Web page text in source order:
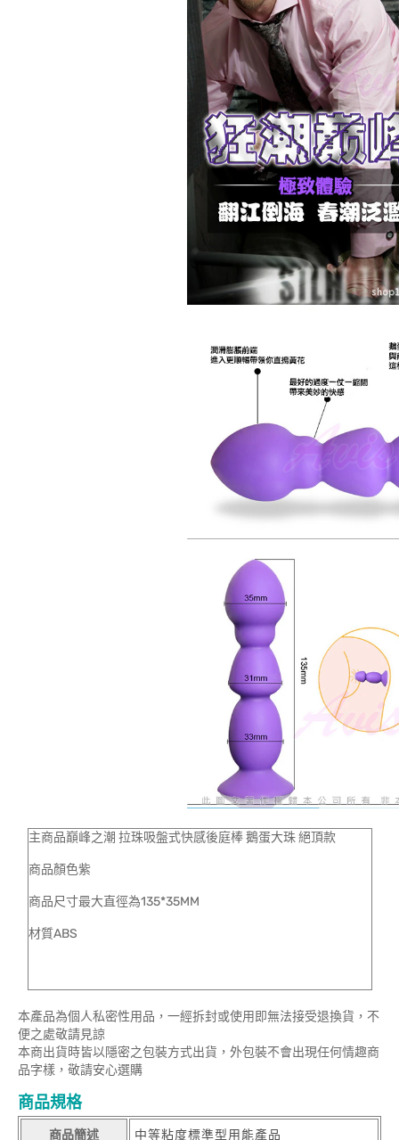
主商品巔峰之潮 拉珠吸盤式快感後庭棒 鵝蛋大珠 絕頂款
商品顏色紫
商品尺寸最大直徑為135*35MM
材質ABS
本產品為個人私密性用品，一經拆封或使用即無法接受退換貨，不
便之處敬請見諒
本商出貨時皆以隱密之包裝方式出貨，外包裝不會出現任何情趣商
品字樣，敬請安心選購
商品規格
商品簡述 中等粘度標準型用能產品